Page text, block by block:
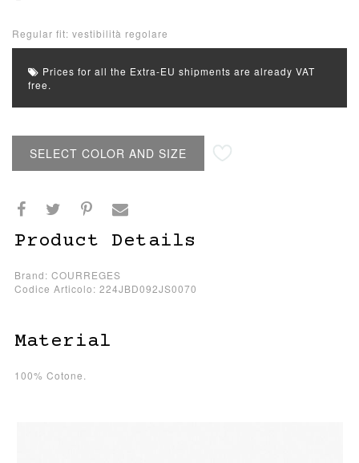
Regular fit: vestibilità regolare
Prices for all the Extra-EU shipments are already VAT
free.
SELECT COLOR AND SIZE
Product Details
Brand: COURREGES
Codice Articolo: 224JBD092JS0070
Material
100% Cotone.